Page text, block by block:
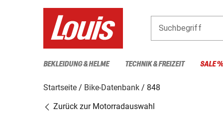
Suchbegriff
BEKLEIDUNG & HELME TECHNIK & FREIZEIT SALE %
Startseite Bike-Datenbank
848
Zurück zur Motorradauswahl